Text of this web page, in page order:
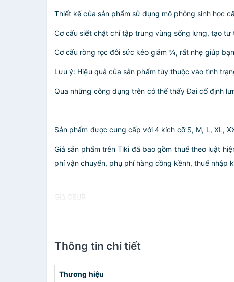
Thiết kế của sản phẩm sử dụng mô phỏng sinh học
Cơ cấu siết chặt chỉ tập trung vùng sống lưng, tạo
Cơ cấu ròng rọc đôi sức kéo giảm ¾, rất nhẹ giúp
Lưu ý: Hiệu quả của sản phẩm tùy thuộc vào tình
Qua những công dụng trên có thể thấy Đai cố định
Sản phẩm được cung cấp với 4 kích cỡ S, M, L, XL,
Giá sản phẩm trên Tiki đã bao gồm thuế theo luật
phí vận chuyển, phụ phí hàng cồng kềnh, thuế nhập
Giá CEUR
Thông tin chi tiết
Thương hiệu